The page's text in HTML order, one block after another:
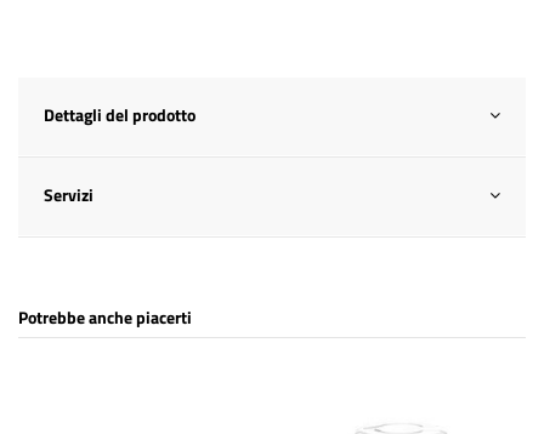
Dettagli del prodotto
Servizi
Potrebbe anche piacerti